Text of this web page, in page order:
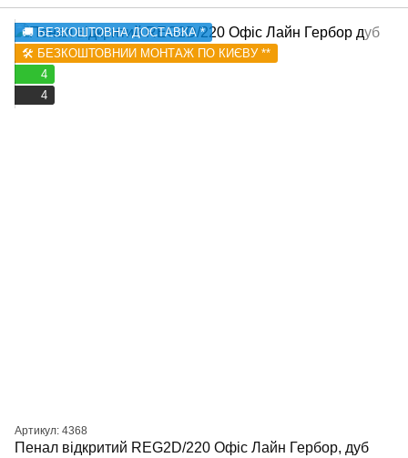
🚚 БЕЗКОШТОВНА ДОСТАВКА *
🛠️ БЕЗКОШТОВНИЙ МОНТАЖ ПО КИЄВУ **
4
4
Артикул: 4368
Пенал відкритий REG2D/220 Офіс Лайн Гербор, дуб